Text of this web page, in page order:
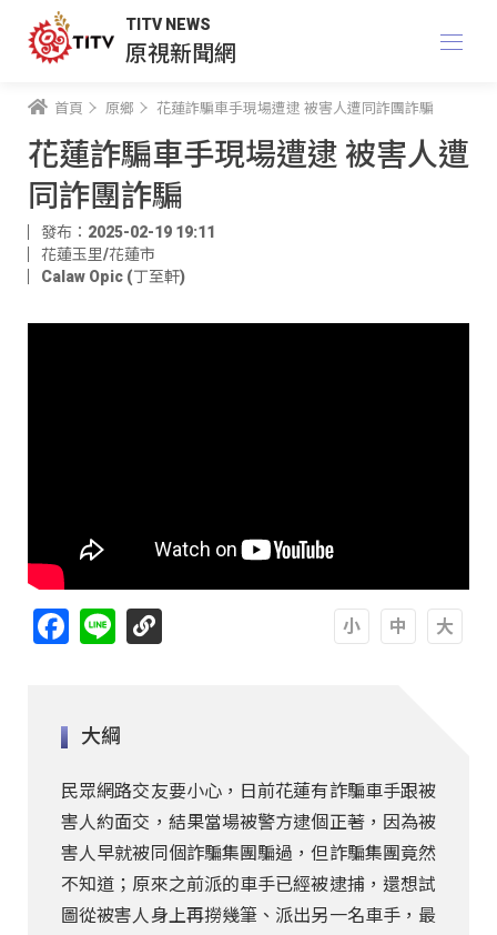
TITV NEWS
原視新聞網
首頁 原鄉 花蓮詐騙車手現場遭逮 被害人遭同詐團詐騙
花蓮詐騙車手現場遭逮 被害人遭
同詐團詐騙
發布：2025-02-19 19:11
花蓮玉里/花蓮市
Calaw Opic (丁至軒)
Facebook
Line
大綱
民眾網路交友要小心，日前花蓮有詐騙車手跟被
害人約面交，結果當場被警方逮個正著，因為被
害人早就被同個詐騙集團騙過，但詐騙集團竟然
不知道；原來之前派的車手已經被逮捕，還想試
圖從被害人身上再撈幾筆、派出另一名車手，最